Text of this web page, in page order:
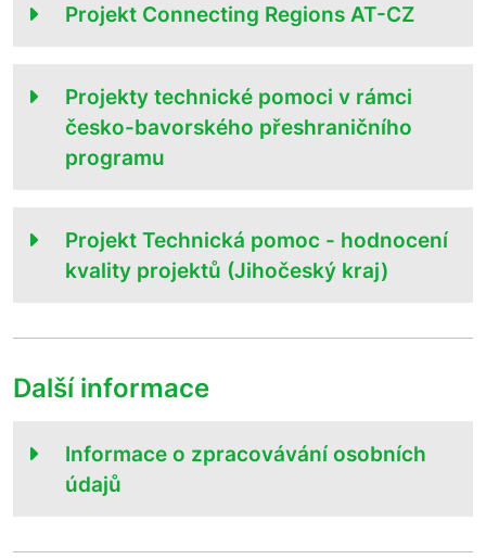
Projekt Connecting Regions AT-CZ
Projekty technické pomoci v rámci
česko-bavorského přeshraničního
programu
Projekt Technická pomoc - hodnocení
kvality projektů (Jihočeský kraj)
Další informace
Informace o zpracovávání osobních
údajů